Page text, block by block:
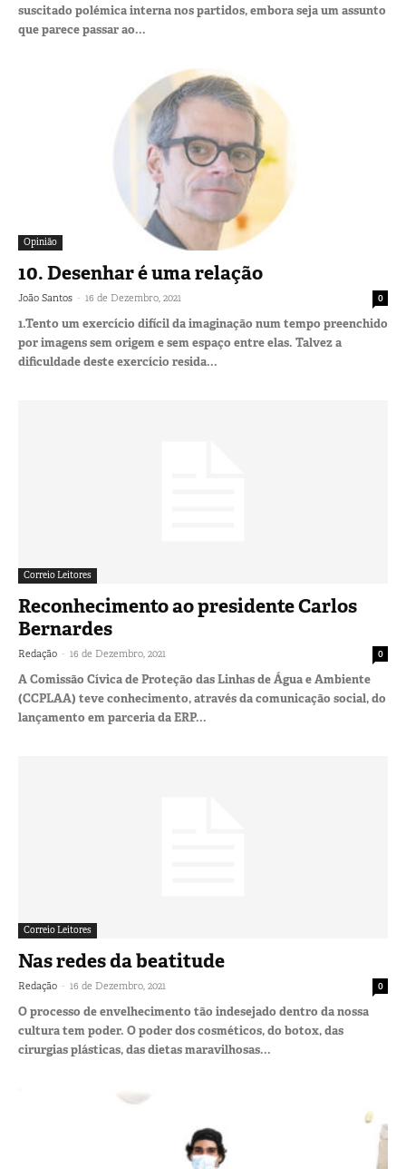
suscitado polémica interna nos partidos, embora seja um assunto
que parece passar ao...
Opinião
10. Desenhar é uma relação
João Santos - 16 de Dezembro, 2021 0
1.Tento um exercício difícil da imaginação num tempo preenchido
por imagens sem origem e sem espaço entre elas. Talvez a
dificuldade deste exercício resida...
Correio Leitores
Reconhecimento ao presidente Carlos
Bernardes
Redação - 16 de Dezembro, 2021 0
A Comissão Cívica de Proteção das Linhas de Água e Ambiente
(CCPLAA) teve conhecimento, através da comunicação social, do
lançamento em parceria da ERP...
Correio Leitores
Nas redes da beatitude
Redação - 16 de Dezembro, 2021 0
O processo de envelhecimento tão indesejado dentro da nossa
cultura tem poder. O poder dos cosméticos, do botox, das
cirurgias plásticas, das dietas maravilhosas...